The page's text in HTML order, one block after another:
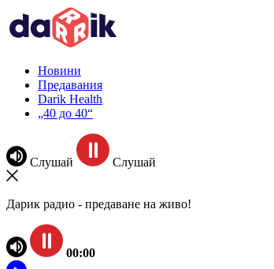
Новини
Предавания
Darik Health
„40 до 40“
Слушай Слушай
Дарик радио - предаване на живо!
00:00